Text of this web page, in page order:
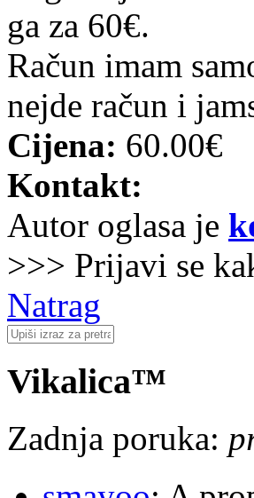
ga za 60€.
Račun imam
nejde račun i
Cijena: 60.00€
Kontakt:
Autor oglasa je
>>> Prijavi se
Natrag
Vikalica™
Zadnja poruka: